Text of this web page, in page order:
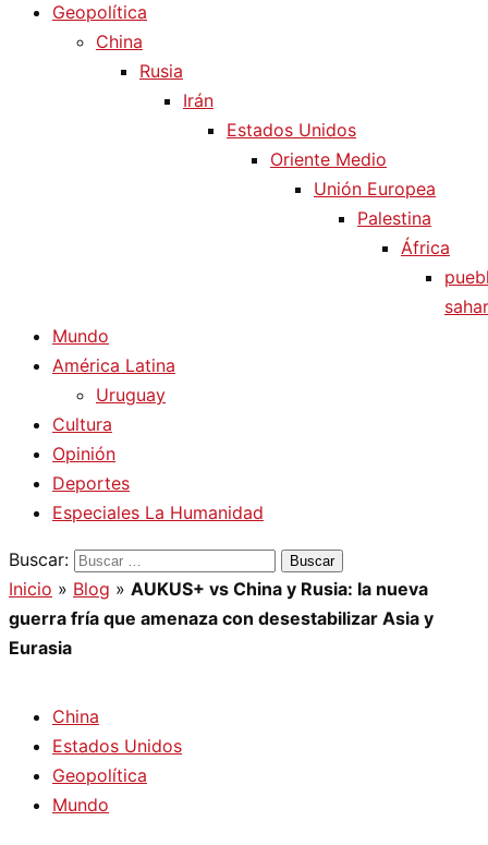
Geopolítica
China
Rusia
Irán
Estados Unidos
Oriente Medio
Unión Europea
Palestina
África
Mundo
América Latina
Uruguay
Cultura
Opinión
Deportes
Especiales La Humanidad
Buscar:
Inicio » Blog » AUKUS+ vs China y Rusia: la nueva
guerra fría que amenaza con desestabilizar Asia y
Eurasia
China
Estados Unidos
Geopolítica
Mundo